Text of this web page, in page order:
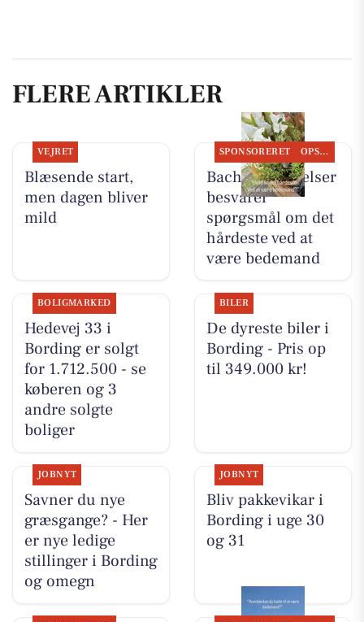
FLERE ARTIKLER
VEJRET
Blæsende start,
men dagen bliver
mild
SPONSORERET OPSLAGSTAVLEN
Bachs Begravelser
besvarer
spørgsmål om det
hårdeste ved at
være bedemand
BOLIGMARKED
Hedevej 33 i
Bording er solgt
for 1.712.500 - se
køberen og 3
andre solgte
boliger
BILER
De dyreste biler i
Bording - Pris op
til 349.000 kr!
JOBNYT
Savner du nye
græsgange? - Her
er nye ledige
stillinger i Bording
og omegn
JOBNYT
Bliv pakkevikar i
Bording i uge 30
og 31